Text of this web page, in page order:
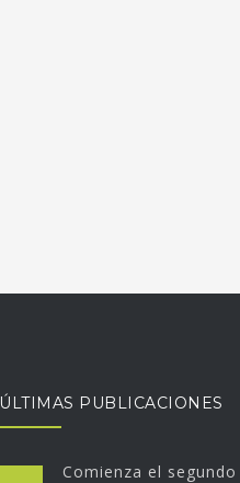
ÚLTIMAS PUBLICACIONES
Comienza el